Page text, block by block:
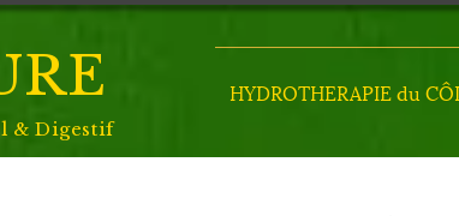
HYDROTHERAPIE du
& Digestif